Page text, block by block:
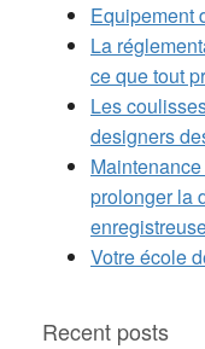
Equipement
La
ce que tout
Les
designers
prolonger la
Votre école
Recent posts